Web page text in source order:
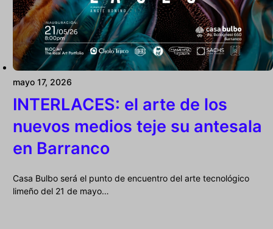
mayo 17, 2026
INTERLACES: el arte de los
nuevos medios teje su antesala
en Barranco
Casa Bulbo será el punto de encuentro del arte tecnológico
limeño del 21 de mayo…